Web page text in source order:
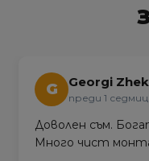
G Georgi
преди 1
Доволен съм.
Много чист